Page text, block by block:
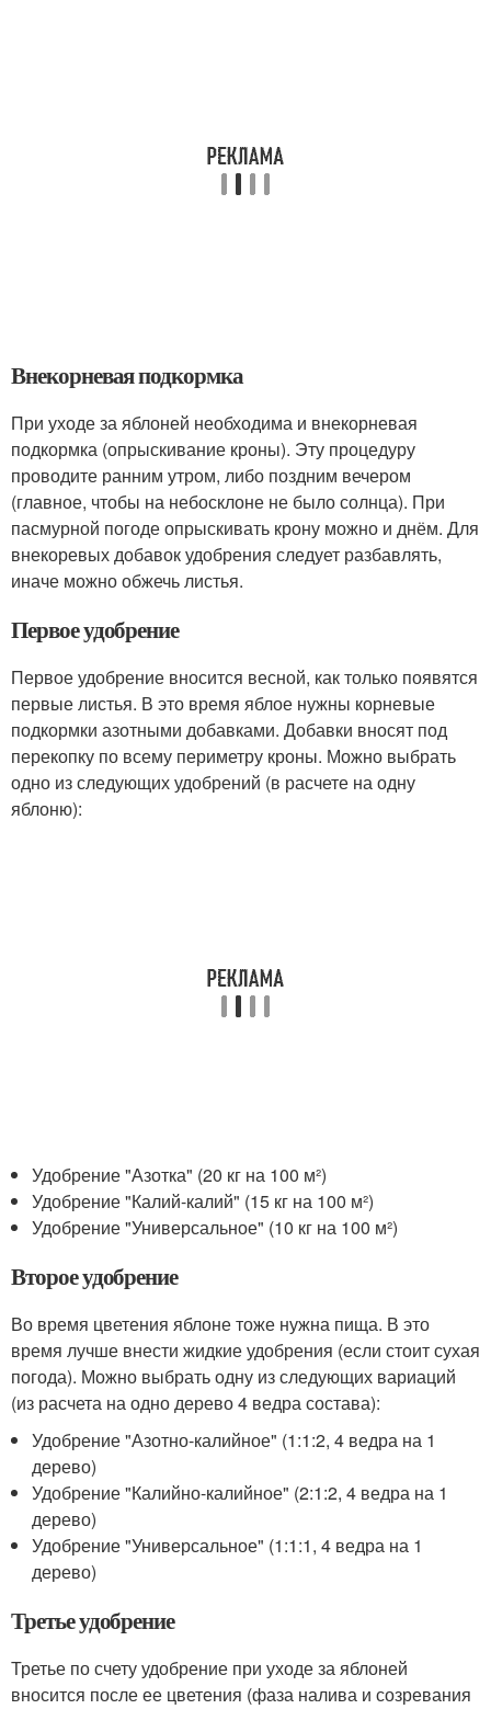
Внекорневая подкормка
При уходе за яблоней необходима и внекорневая
подкормка (опрыскивание кроны). Эту процедуру
проводите ранним утром, либо поздним вечером
(главное, чтобы на небосклоне не было солнца). При
пасмурной погоде опрыскивать крону можно и днём. Для
внекоревых добавок удобрения следует разбавлять,
иначе можно обжечь листья.
Первое удобрение
Первое удобрение вносится весной, как только появятся
первые листья. В это время яблое нужны корневые
подкормки азотными добавками. Добавки вносят под
перекопку по всему периметру кроны. Можно выбрать
одно из следующих удобрений (в расчете на одну
яблоню):
Удобрение "Азотка" (20 кг на 100 м²)
Удобрение "Калий-калий" (15 кг на 100 м²)
Удобрение "Универсальное" (10 кг на 100 м²)
Второе удобрение
Во время цветения яблоне тоже нужна пища. В это
время лучше внести жидкие удобрения (если стоит сухая
погода). Можно выбрать одну из следующих вариаций
(из расчета на одно дерево 4 ведра состава):
Удобрение "Азотно-калийное" (1:1:2, 4 ведра на 1
дерево)
Удобрение "Калийно-калийное" (2:1:2, 4 ведра на 1
дерево)
Удобрение "Универсальное" (1:1:1, 4 ведра на 1
дерево)
Третье удобрение
Третье по счету удобрение при уходе за яблоней
вносится после ее цветения (фаза налива и созревания